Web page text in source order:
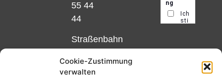
Cookie-Zustimmung
verwalten
55 44
44
Straßenbahn
und 12,